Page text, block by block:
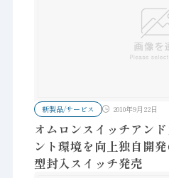
新製品/サービス 2010年9月22日
オムロンスイッチアン
ント環境を向上独自開
型封入スイッチ発売